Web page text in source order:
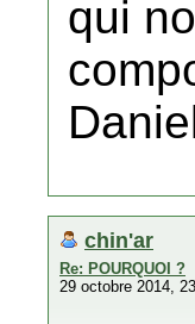
qui
chin'ar
Re: POURQUOI ?
29 octobre 2014,